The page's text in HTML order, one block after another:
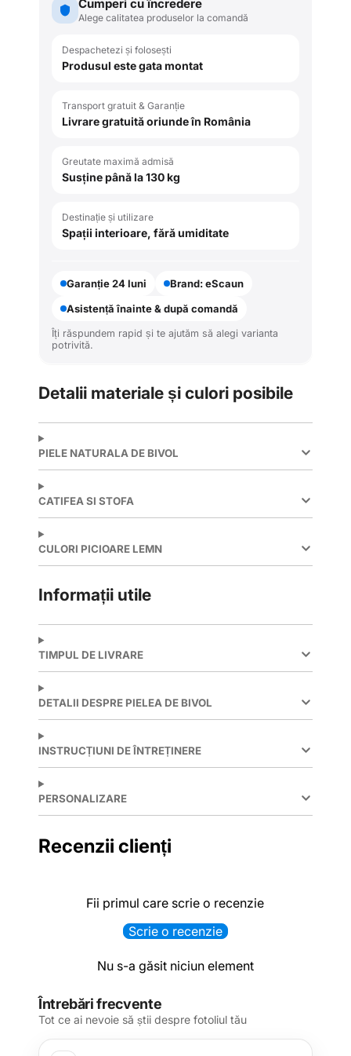
Cumperi cu încredere
Alege calitatea produselor la comandă
Despachetezi și folosești
Produsul este gata montat
Transport gratuit & Garanție
Livrare gratuită oriunde în România
Greutate maximă admisă
Susține până la 130 kg
Destinație și utilizare
Spații interioare, fără umiditate
Garanție 24 luni
Brand: eScaun
Asistență înainte & după comandă
Îți răspundem rapid și te ajutăm să alegi varianta
potrivită.
Detalii materiale și culori posibile
PIELE NATURALA DE BIVOL
CATIFEA SI STOFA
CULORI PICIOARE LEMN
Informații utile
TIMPUL DE LIVRARE
DETALII DESPRE PIELEA DE BIVOL
INSTRUCȚIUNI DE ÎNTREȚINERE
PERSONALIZARE
Recenzii clienți
Fii primul care scrie o recenzie
Scrie o recenzie
Nu s-a găsit niciun element
Întrebări frecvente
Tot ce ai nevoie să știi despre fotoliul tău